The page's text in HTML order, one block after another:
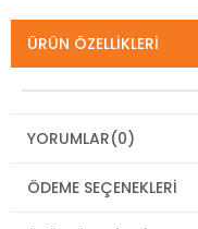
ÜRÜN ÖZELLIKLERI
YORUMLAR(0)
ÖDEME SEÇENEKLERI